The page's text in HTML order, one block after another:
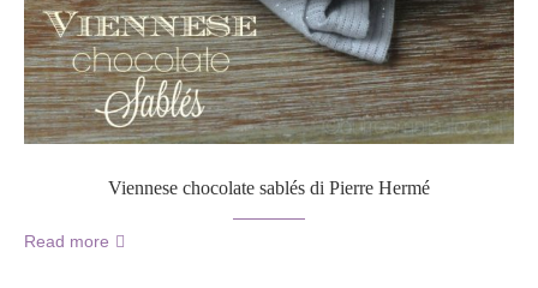
Viennese chocolate sablés di Pierre Hermé
Read more